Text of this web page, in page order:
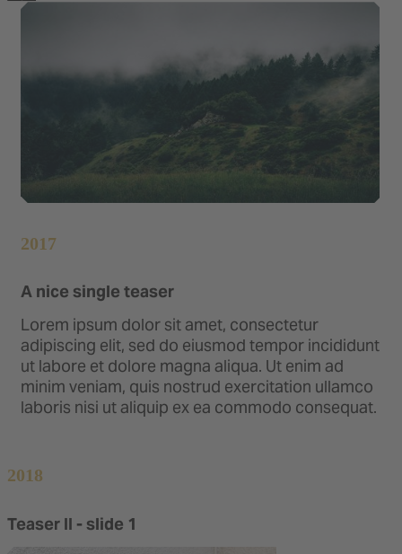
2017
A nice single teaser
Lorem ipsum dolor sit amet, consectetur
adipiscing elit, sed do eiusmod tempor incididunt
ut labore et dolore magna aliqua. Ut enim ad
minim veniam, quis nostrud exercitation ullamco
laboris nisi ut aliquip ex ea commodo consequat.
2018
Teaser II - slide 1